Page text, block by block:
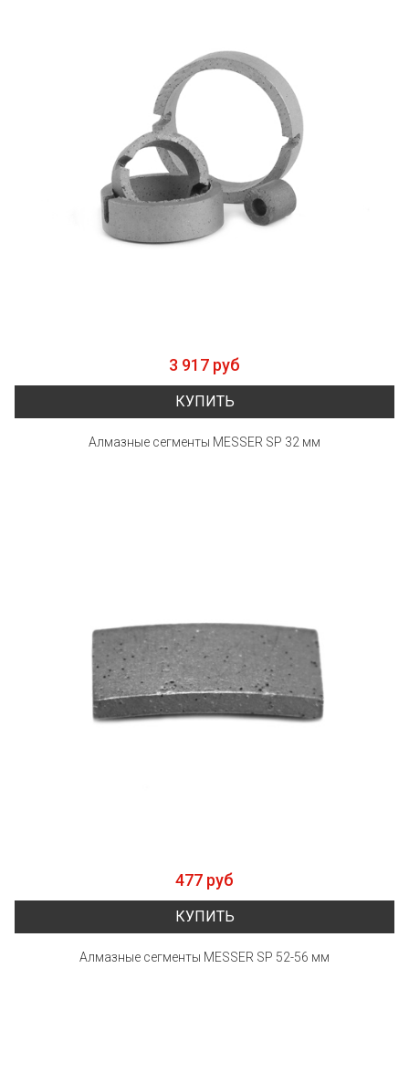
3 917 руб
КУПИТЬ
Алмазные сегменты MESSER SP 32 мм
477 руб
КУПИТЬ
Алмазные сегменты MESSER SP 52-56 мм